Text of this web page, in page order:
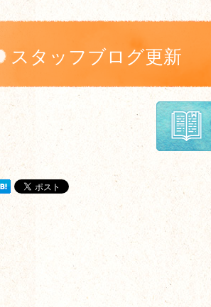
スタッフブログ更新